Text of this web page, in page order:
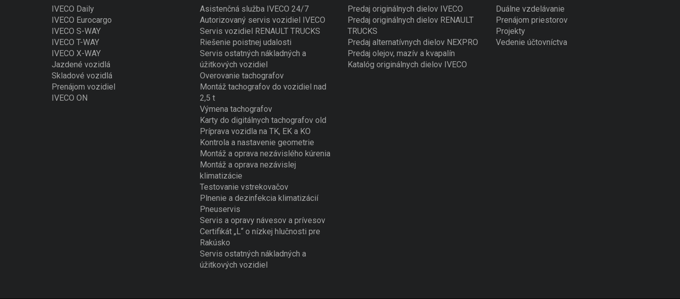
IVECO Daily
IVECO Eurocargo
IVECO S-WAY
IVECO T-WAY
IVECO X-WAY
Jazdené vozidlá
Skladové vozidlá
Prenájom vozidiel
IVECO ON
Asistenčná služba IVECO 24/7
Autorizovaný servis vozidiel IVECO
Servis vozidiel RENAULT TRUCKS
Riešenie poistnej udalosti
Servis ostatných nákladných a
úžitkových vozidiel
Overovanie tachografov
Montáž tachografov do vozidiel nad
2,5 t
Výmena tachografov
Karty do digitálnych tachografov old
Príprava vozidla na TK, EK a KO
Kontrola a nastavenie geometrie
Montáž a oprava nezávislého kúrenia
Montáž a oprava nezávislej
klimatizácie
Testovanie vstrekovačov
Plnenie a dezinfekcia klimatizácií
Pneuservis
Servis a opravy návesov a prívesov
Certifikát „L“ o nízkej hlučnosti pre
Rakúsko
Servis ostatných nákladných a
úžitkových vozidiel
Predaj originálnych dielov IVECO
Predaj originálnych dielov RENAULT
TRUCKS
Predaj alternatívnych dielov NEXPRO
Predaj olejov, mazív a kvapalín
Katalóg originálnych dielov IVECO
Duálne vzdelávanie
Prenájom priestorov
Projekty
Vedenie účtovníctva